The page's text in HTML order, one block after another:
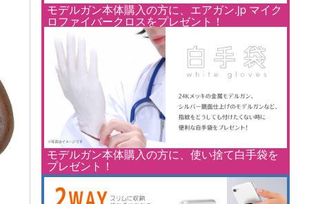
モデルガン本体購入の方に、エアガン.jp マイク
ロファイバークロスをプレゼント！
モデルガン本体購入の方に、使い捨て白手袋を
プレゼント！